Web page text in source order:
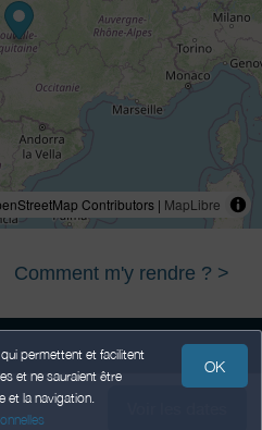
permettent et facilitent
et ne sauraient être
et la navigation.
OK
Contributors | MapLibre
Comment m'y rendre ? >
Données Personnelles
de Vente